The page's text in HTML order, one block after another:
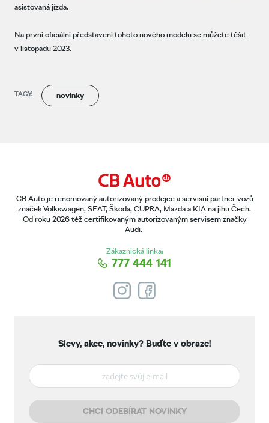
asistovaná jízda.
Na první oficiální představení tohoto nového modelu se můžete těšit
v listopadu 2023.
TAGY: novinky
CB Auto je renomovaný autorizovaný prodejce a servisní partner vozů
značek Volkswagen, SEAT, Škoda, CUPRA, Mazda a KIA na jihu Čech.
Od roku 2026 též certifikovaným autorizovaným servisem značky
Audi.
Zákaznická linka:
777 444 141
Slevy, akce, novinky? Buďte v obraze!
CHCI ODEBÍRAT NOVINKY